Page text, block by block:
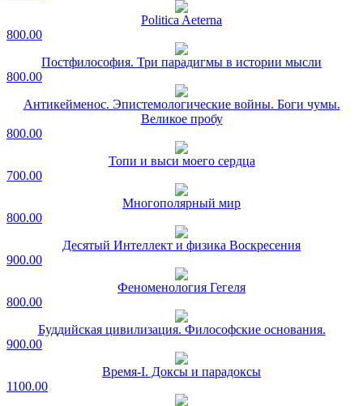
Politica Aeterna
800.00
Постфилософия. Три парадигмы в истории мысли
800.00
Антикейменос. Эпистемологические войны. Боги чумы.
Великое пробу
800.00
Топи и выси моего сердца
700.00
Многополярный мир
800.00
Десятый Интеллект и физика Воскресения
900.00
Феноменология Гегеля
800.00
Буддийская цивилизация. Философские основания.
900.00
Время-I. Доксы и парадоксы
1100.00